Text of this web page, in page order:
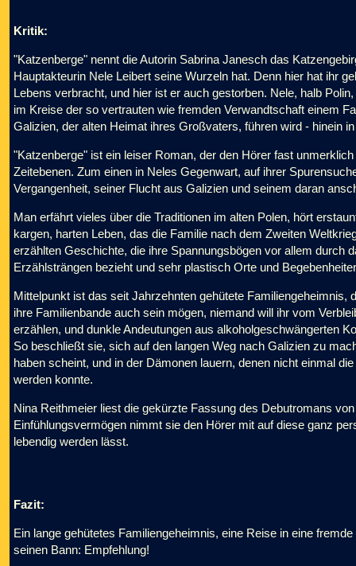
Kritik:
"Katzenberge" nennt die Autorin Sabrina Janesch das
Hauptakteurin Nele Leibert seine Wurzeln hat. Denn hier hat ihr
Lebens verbracht, und hier ist er auch gestorben. Nele, halb
im Kreise der so vertrauten wie fremden Verwandtschaft einem
Galizien, der alten Heimat ihres Großvaters, führen wird - hinein
"Katzenberge" ist ein leiser Roman, der den Hörer fast
Zeitebenen. Zum einen in Neles Gegenwart, auf ihrer
Vergangenheit, seiner Flucht aus Galizien und seinem daran
Man erfährt vieles über die Traditionen im alten Polen, hört
kargen, harten Leben, das die Familie nach dem Zweiten
erzählten Geschichte, die ihre Spannungsbögen vor allem durch
Erzählsträngen bezieht und sehr plastisch Orte und
Mittelpunkt ist das seit Jahrzehnten gehütete
ihre Familienbande auch sein mögen, niemand will ihr vom
erzählen, und dunkle Andeutungen aus alkoholgeschwängerten
So beschließt sie, sich auf den langen Weg nach Galizien zu
haben scheint, und in der Dämonen lauern, denen nicht einmal
werden konnte.
Nina Reithmeier liest die gekürzte Fassung des Debutromans
Einfühlungsvermögen nimmt sie den Hörer mit auf diese ganz
lebendig werden lässt.
Fazit:
Ein lange gehütetes Familiengeheimnis, eine Reise in eine
seinen Bann: Empfehlung!